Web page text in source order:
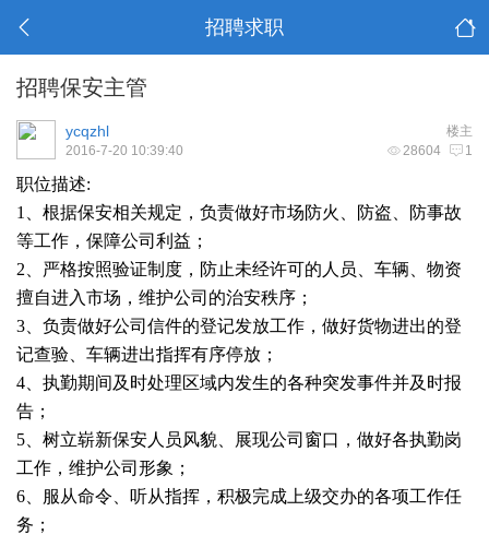
招聘求职
招聘保安主管
楼主
ycqzhl
28604 1
2016-7-20 10:39:40
职位描述:
1、根据保安相关规定，负责做好市场防火、防盗、防事故
等工作，保障公司利益；
2、严格按照验证制度，防止未经许可的人员、车辆、物资
擅自进入市场，维护公司的治安秩序；
3、负责做好公司信件的登记发放工作，做好货物进出的登
记查验、车辆进出指挥有序停放；
4、执勤期间及时处理区域内发生的各种突发事件并及时报
告；
5、树立崭新保安人员风貌、展现公司窗口，做好各执勤岗
工作，维护公司形象；
6、服从命令、听从指挥，积极完成上级交办的各项工作任
务；